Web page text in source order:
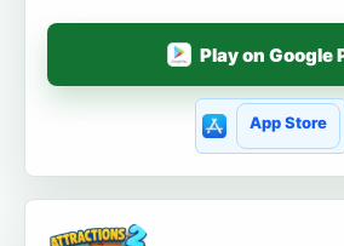
Play on Google
App Store